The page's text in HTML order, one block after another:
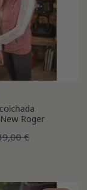
Roger
€